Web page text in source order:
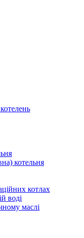
котельня
котлах
воді
маслі